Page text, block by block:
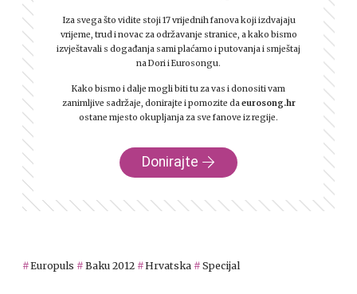
Iza svega što vidite stoji 17 vrijednih fanova koji izdvajaju
vrijeme, trud i novac za održavanje stranice, a kako bismo
izvještavali s događanja sami plaćamo i putovanja i smještaj
na Dori i Eurosongu.
Kako bismo i dalje mogli biti tu za vas i donositi vam
zanimljive sadržaje, donirajte i pomozite da eurosong.hr
ostane mjesto okupljanja za sve fanove iz regije.
Donirajte
Europuls Baku 2012 Hrvatska Specijal